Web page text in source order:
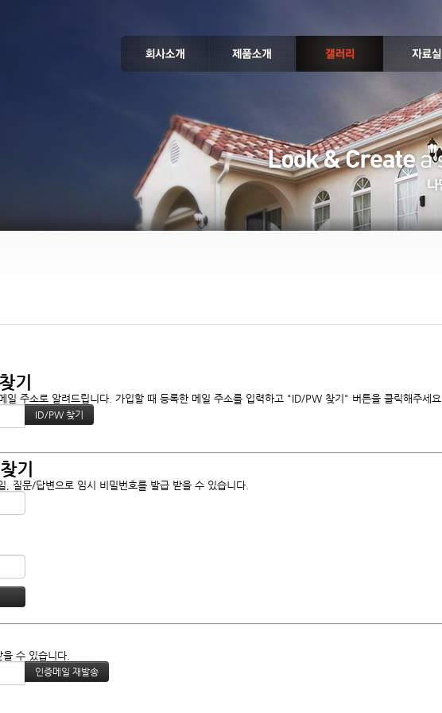
기
일 주소로 알려드립니다. 가입할 때 등록한 메일 주소를 입력하고 "ID/PW 찾기" 버튼을 클릭해주세요.
기
, 질문/답변으로 임시 비밀번호를 발급 받을 수 있습니다.
수 있습니다.